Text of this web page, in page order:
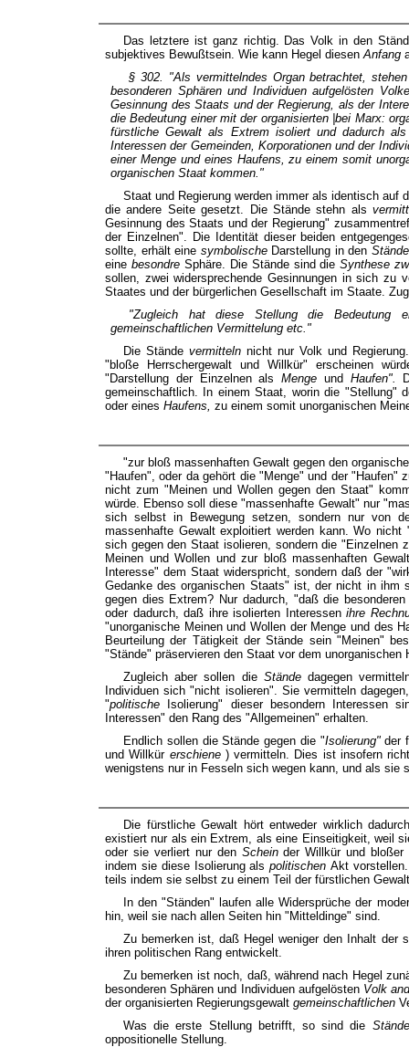
Das letztere ist ganz richtig. Das Volk in den
subjektives Bewußtsein. Wie kann Hegel diesen Anfang
§ 302. "Als vermittelndes Organ betrachtet,
besonderen Sphären und Individuen aufgelösten
Gesinnung desStaats und derRegierung, als der
die Bedeutung einer mit der organisierten |bei Marx:
fürstliche Gewalt als Extrem isoliert und dadurch
Interessen der Gemeinden, Korporationen und der
einer Menge und eines Haufens,zu einem somit
organischen Staat kommen."
Staat und Regierung werden immer als identisch auf
die andere Seite gesetzt. Die Stände stehn als
Gesinnung des Staats und der Regierung"
der Einzelnen". Die Identität dieser beiden
sollte, erhält eine symbolische Darstellung in den
eine besondre Sphäre. Die Stände sind dieSynthese
sollen, zwei widersprechende Gesinnungen in sich zu
Staates und der bürgerlichen Gesellschaft im Staate.
"Zugleich hat diese Stellung die Bedeutung
gemeinschaftlichen Vermittelung etc."
Die Stände vermitteln nicht nur Volk und
"bloße Herrschergewalt und Willkür" erscheinen
"Darstellung der Einzelnen als Menge und Haufen".
gemeinschaftlich. In einem Staat, worin die "Stellung"
oder eines Haufens, zu einem somit unorganischen
"zur bloß massenhaften Gewalt gegen den
"Haufen", oder da gehört die "Menge" und der
nicht zum "Meinen und Wollen gegen den Staat"
würde. Ebenso soll diese "massenhafte Gewalt" nur
sich selbst in Bewegung setzen, sondern nur von
massenhafte Gewalt exploitiert werden kann. Wo
sich gegen den Staat isolieren, sondern die "Einzelnen
Meinen und Wollen und zur bloß massenhaften
Interesse" dem Staat widerspricht, sondern daß der
Gedanke des organischen Staats" ist, der nicht in ihm
gegen dies Extrem? Nur dadurch, "daß die
oder dadurch, daß ihre isolierten Interessenihre
"unorganische Meinen und Wollen der Menge und des
Beurteilung der Tätigkeit der Stände sein "Meinen"
"Stände" präservieren den Staat vor dem
Zugleich aber sollen die Ständedagegen
Individuen sich "nicht isolieren". Sie vermitteln
"politische
Isolierung" dieser besondern Interessen
Interessen" den Rang des "Allgemeinen" erhalten.
Endlich sollen die Stände gegen die "Isolierung"der
und Willkür erschiene ) vermitteln. Dies ist insofern
wenigstens nur in Fesseln sich wegen kann, und als sie
Die fürstliche Gewalt hört entweder wirklich
existiert nur als ein Extrem, als eine Einseitigkeit, weil
oder sie verliert nur den Scheinder Willkür und bloßer
indem sie diese Isolierung alspolitischenAkt
teils indem sie selbst zu einem Teil der fürstlichen
In den "Ständen" laufen alle Widersprüche der
hin, weil sie nach allen Seiten hin "Mitteldinge" sind.
Zu bemerken ist, daß Hegel weniger den Inhalt der
ihren politischen Rang entwickelt.
Zu bemerken ist noch, daß, während nach Hegel
besonderen Sphären und Individuen aufgelösten Volk
der organisierten Regierungsgewalt gemeinschaftlichen
Was die erste Stellung betrifft, so sind die
oppositionelle Stellung.